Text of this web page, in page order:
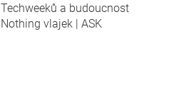
Techweeků a budoucnost
Nothing vlajek | ASK